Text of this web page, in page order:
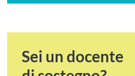
Sei un docente